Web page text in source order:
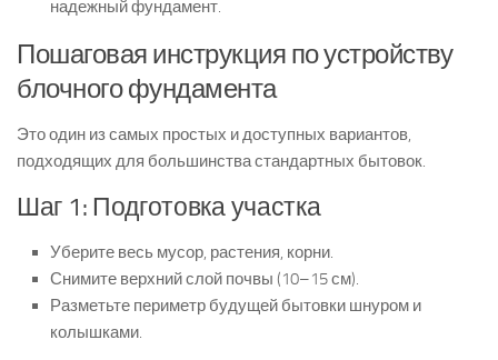
надежный фундамент.
Пошаговая инструкция по устройству
блочного фундамента
Это один из самых простых и доступных вариантов,
подходящих для большинства стандартных бытовок.
Шаг 1: Подготовка участка
Уберите весь мусор, растения, корни.
Снимите верхний слой почвы (10–15 см).
Разметьте периметр будущей бытовки шнуром и
колышками.